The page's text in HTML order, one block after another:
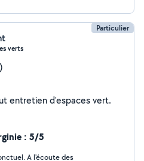
Particulier
verts
entretien d'espaces vert.
: 5/5
des